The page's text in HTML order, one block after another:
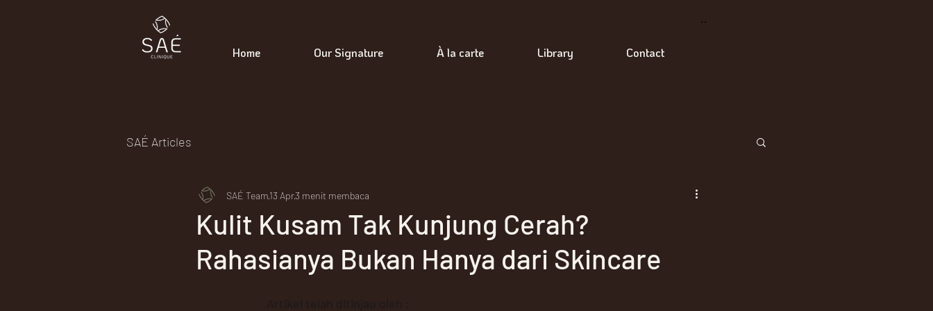
Home Our Signature À la carte Library Contact
Mail
SAÉ Articles
Kulit Kusam Tak Kunjung Cerah?
Rahasianya Bukan Hanya dari Skincare
SAÉ Team13 Apr3 menit membaca